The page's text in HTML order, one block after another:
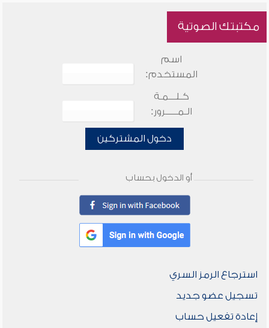
مكتبتك الصوتية
اسم
المستخدم:
كـلـــمـة
الـمـــــرور:
دخول المشتركين
أو الدخول بحساب
استرجاع الرمز السري
تسجيل عضو جديد
إعادة تفعيل حساب